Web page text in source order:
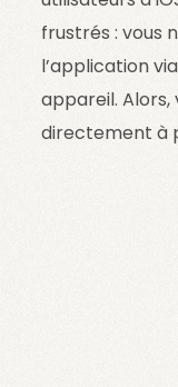
frustrés : vous
l’application
appareil. Alors,
directement à